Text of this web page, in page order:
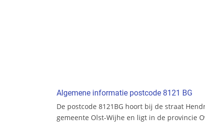
Algemene informatie postcode 8121 BG
De postcode 8121BG hoort bij de straat
gemeente Olst-Wijhe en ligt in de provincie